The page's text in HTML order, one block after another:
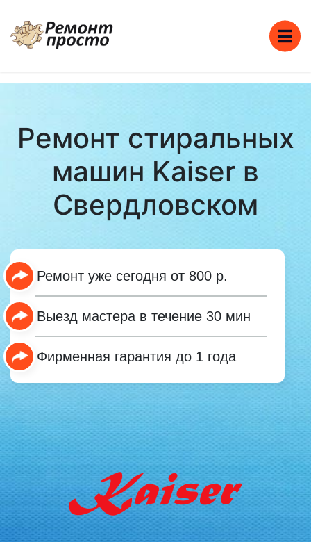
Ремонт стиральных
машин Kaiser в
Свердловском
Ремонт уже сегодня от 800 р.
Выезд мастера в течение 30 мин
Фирменная гарантия до 1 года